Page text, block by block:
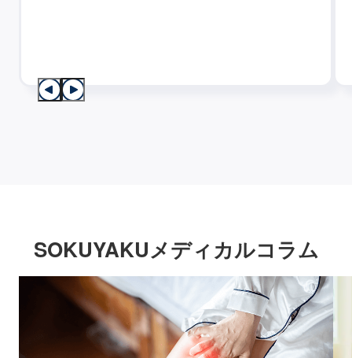
SOKUYAKUメディカルコラム